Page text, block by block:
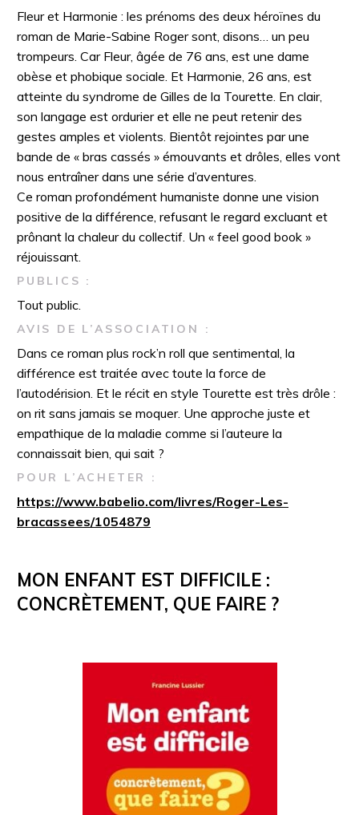
Fleur et Harmonie : les prénoms des deux héroïnes du
roman de Marie-Sabine Roger sont, disons… un peu
trompeurs. Car Fleur, âgée de 76 ans, est une dame
obèse et phobique sociale. Et Harmonie, 26 ans, est
atteinte du syndrome de Gilles de la Tourette. En clair,
son langage est ordurier et elle ne peut retenir des
gestes amples et violents. Bientôt rejointes par une
bande de « bras cassés » émouvants et drôles, elles vont
nous entraîner dans une série d’aventures.
Ce roman profondément humaniste donne une vision
positive de la différence, refusant le regard excluant et
prônant la chaleur du collectif. Un « feel good book »
réjouissant.
PUBLICS :
Tout public.
AVIS DE L’ASSOCIATION :
Dans ce roman plus rock’n roll que sentimental, la
différence est traitée avec toute la force de
l’autodérision. Et le récit en style Tourette est très drôle :
on rit sans jamais se moquer. Une approche juste et
empathique de la maladie comme si l’auteure la
connaissait bien, qui sait ?
POUR L’ACHETER :
https://www.babelio.com/livres/Roger-Les-
bracassees/1054879
MON ENFANT EST DIFFICILE :
CONCRÈTEMENT, QUE FAIRE ?